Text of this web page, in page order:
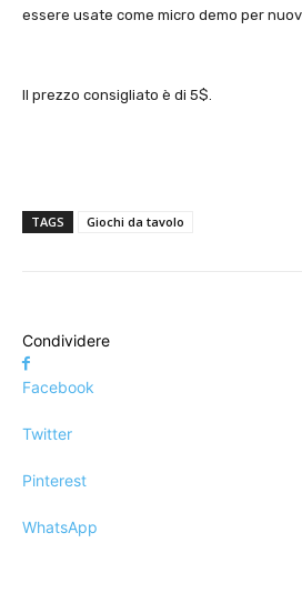
essere usate come micro demo per
Il prezzo consigliato è di 5$.
TAGS Giochi da tavolo
Condividere
Facebook
Twitter
Pinterest
WhatsApp